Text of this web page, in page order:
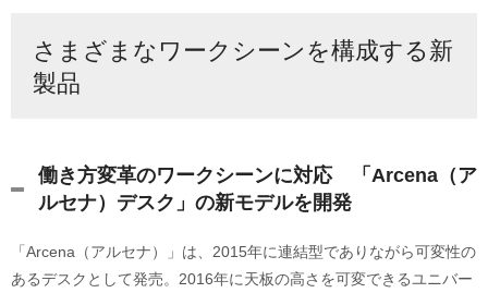
さまざまなワークシーンを構成する新
製品
働き方変革のワークシーンに対応 「Arcena（ア
ルセナ）デスク」の新モデルを開発
「Arcena（アルセナ）」は、2015年に連結型でありながら可変性の
あるデスクとして発売。2016年に天板の高さを可変できるユニバー